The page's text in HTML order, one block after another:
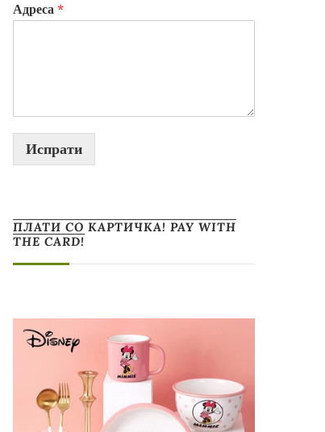
Адреса *
Испрати
ПЛАТИ СО КАРТИЧКА! PAY WITH
THE CARD!